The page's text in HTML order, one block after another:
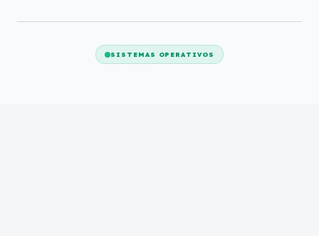
SISTEMAS OPERATIVOS